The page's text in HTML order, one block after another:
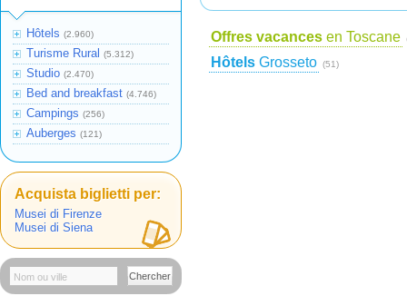
Offres vacances en Toscane
Hôtels Grosseto (51)
Hôtels (2.960)
Turisme Rural (5.312)
Studio (2.470)
Bed and breakfast (4.746)
Campings (256)
Auberges (121)
Acquista biglietti per:
Musei di Firenze
Musei di Siena
Chercher